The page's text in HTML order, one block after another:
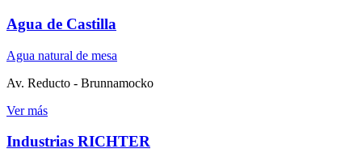
Agua de Castilla
Agua natural de mesa
Av. Reducto - Brunnamocko
Ver más
Industrias RICHTER